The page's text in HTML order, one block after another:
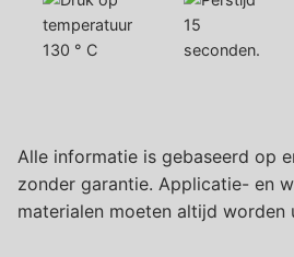
130 ° C
15
seconden.
Alle informatie is gebaseerd op
zonder garantie. Applicatie- en
materialen moeten altijd worden